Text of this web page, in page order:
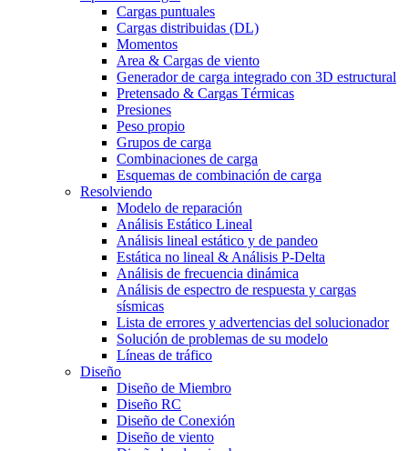
Cargas puntuales
Cargas distribuidas (DL)
Momentos
Area & Cargas de viento
Generador de carga integrado con 3D estructural
Pretensado & Cargas Térmicas
Presiones
Peso propio
Grupos de carga
Combinaciones de carga
Esquemas de combinación de carga
Resolviendo
Modelo de reparación
Análisis Estático Lineal
Análisis lineal estático y de pandeo
Estática no lineal & Análisis P-Delta
Análisis de frecuencia dinámica
Análisis de espectro de respuesta y cargas
sísmicas
Lista de errores y advertencias del solucionador
Solución de problemas de su modelo
Líneas de tráfico
Diseño
Diseño de Miembro
Diseño RC
Diseño de Conexión
Diseño de viento